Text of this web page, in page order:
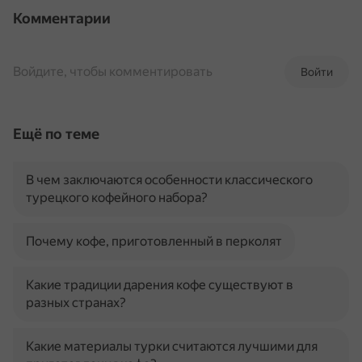
Комментарии
Войти
Войдите, чтобы комментировать
Ещё по теме
В чем заключаются особенности классического
турецкого кофейного набора?
Почему кофе, приготовленный в перколят
Какие традиции дарения кофе существуют в
разных странах?
Какие материалы турки считаются лучшими для